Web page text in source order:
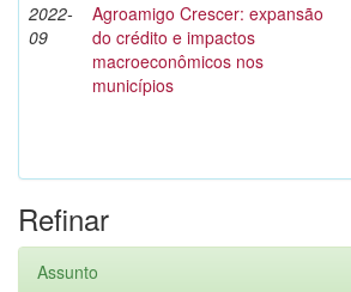
2022-
09
Agroamigo Crescer: expansão
do crédito e impactos
macroeconômicos nos
municípios
Refinar
Assunto